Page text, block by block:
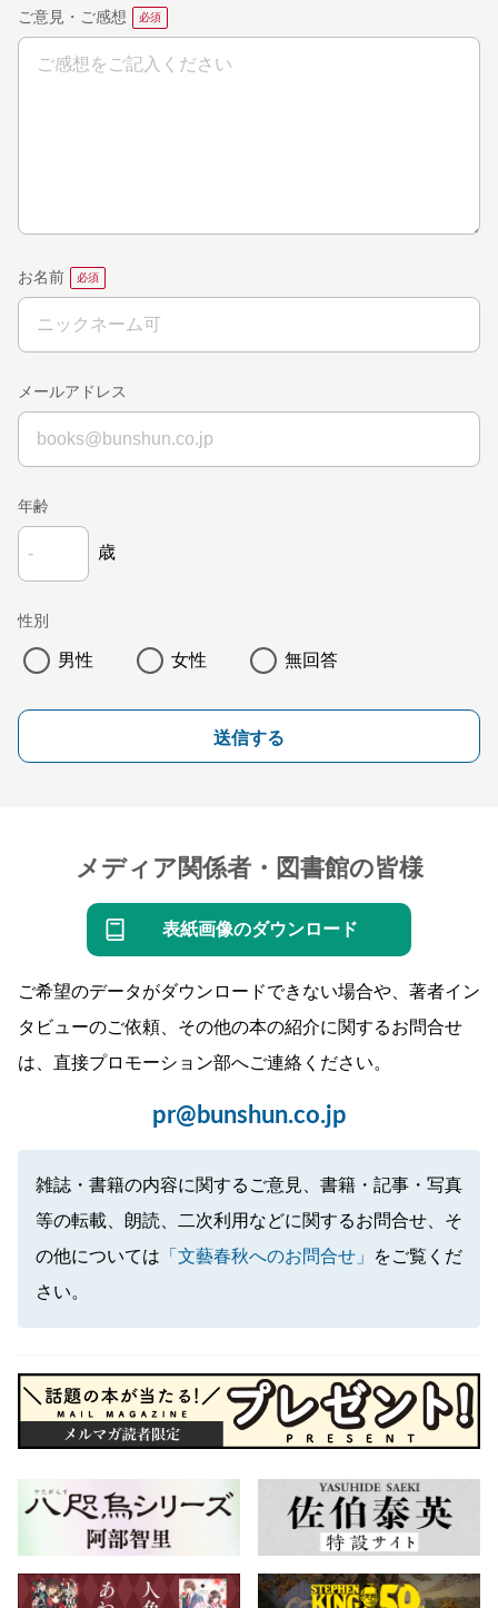
ご意見・ご感想
お名前
メールアドレス
年齢
歳
性別
男性 女性 無回答
送信する
メディア関係者・図書館の皆様
表紙画像のダウンロード
ご希望のデータがダウンロードできない場合や、著者イン
タビューのご依頼、その他の本の紹介に関するお問合せ
は、直接プロモーション部へご連絡ください。
pr@bunshun.co.jp
雑誌・書籍の内容に関するご意見、書籍・記事・写真
等の転載、朗読、二次利用などに関するお問合せ、そ
の他については 「文藝春秋へのお問合せ」
をご覧くだ
さい。